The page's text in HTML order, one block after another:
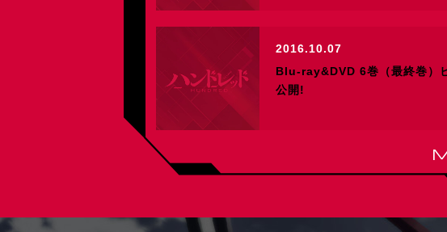
2016.10.07
Blu-ray&DVD 6巻（最終巻）
公開!